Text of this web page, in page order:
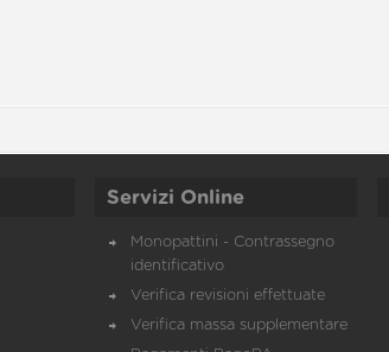
Servizi Online
Monopattini - Contrassegno
identificativo
Verifica revisioni effettuate
Verifica massa supplementare